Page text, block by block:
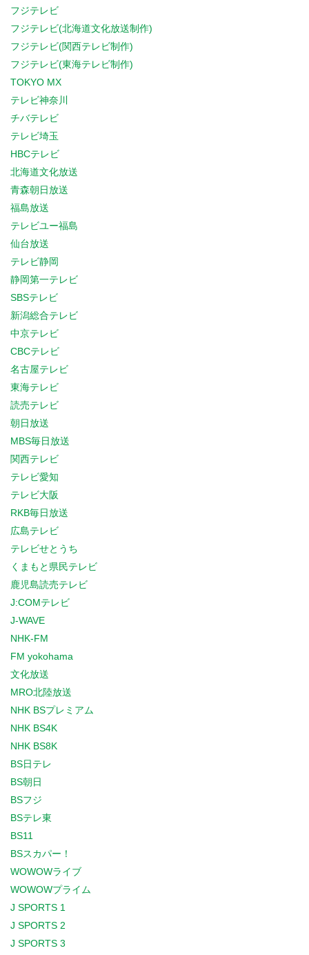
フジテレビ
フジテレビ(北海道文化放送制作)
フジテレビ(関西テレビ制作)
フジテレビ(東海テレビ制作)
TOKYO MX
テレビ神奈川
チバテレビ
テレビ埼玉
HBCテレビ
北海道文化放送
青森朝日放送
福島放送
テレビユー福島
仙台放送
テレビ静岡
静岡第一テレビ
SBSテレビ
新潟総合テレビ
中京テレビ
CBCテレビ
名古屋テレビ
東海テレビ
読売テレビ
朝日放送
MBS毎日放送
関西テレビ
テレビ愛知
テレビ大阪
RKB毎日放送
広島テレビ
テレビせとうち
くまもと県民テレビ
鹿児島読売テレビ
J:COMテレビ
J-WAVE
NHK-FM
FM yokohama
文化放送
MRO北陸放送
NHK BSプレミアム
NHK BS4K
NHK BS8K
BS日テレ
BS朝日
BSフジ
BSテレ東
BS11
BSスカパー！
WOWOWライブ
WOWOWプライム
J SPORTS 1
J SPORTS 2
J SPORTS 3